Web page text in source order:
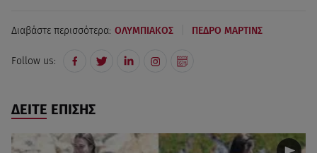
Διαβάστε περισσότερα: ΟΛΥΜΠΙΑΚΟΣ ΠΕΔΡΟ ΜΑΡΤΙΝΣ
Follow us:
ΔΕΙΤΕ ΕΠΙΣΗΣ